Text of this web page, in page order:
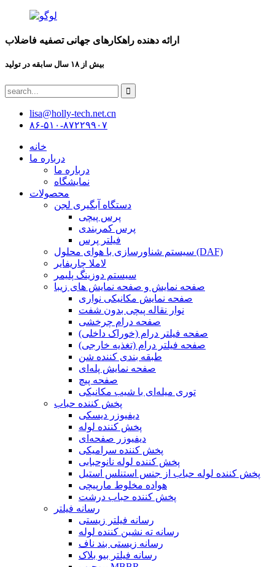
ارائه دهنده راهکارهای جهانی تصفیه فاضلاب
بیش از ۱۸ سال سابقه در تولید
lisa@holly-tech.net.cn
۸۶-۵۱۰-۸۷۲۲۹۹۰۷
خانه
درباره ما
درباره ما
نمایشگاه
محصولات
دستگاه آبگیری لجن
پرس پیچی
پرس کمربندی
فیلتر پرس
سیستم شناورسازی با هوای محلول (DAF)
لاملا چاریفایر
سیستم دوزینگ پلیمر
صفحه نمایش و صفحه نمایش های زیبا
صفحه نمایش مکانیکی نواری
نوار نقاله پیچی بدون شفت
صفحه درام چرخشی
صفحه فیلتر درام (خوراک داخلی)
صفحه فیلتر درام (تغذیه خارجی)
طبقه بندی کننده شن
صفحه نمایش پله‌ای
صفحه پیچ
توری میله‌ای با شیب مکانیکی
پخش کننده حباب
دیفیوزر دیسکی
پخش کننده لوله
دیفیوزر صفحه‌ای
پخش کننده سرامیکی
پخش کننده لوله نانوحبابی
پخش کننده لوله حباب از جنس استنلس استیل
هواده مخلوط مارپیچی
پخش کننده حباب درشت
رسانه فیلتر
رسانه فیلتر زیستی
رسانه ته نشین کننده لوله
رسانه زیستی بند ناف
رسانه فیلتر بیو بلاک